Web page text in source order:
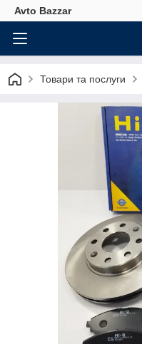
Avto Bazzar
Товари та послуги